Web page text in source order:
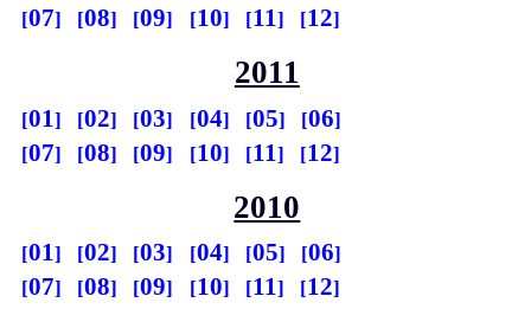
07
08 09 10 11 12
2011
01 02 03 04 05
06
07
08 09 10 11 12
2010
01 02 03 04 05
06
07
08 09 10 11 12